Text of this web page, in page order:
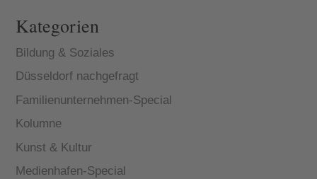
Kategorien
Bildung & Soziales
Düsseldorf nachgefragt
Familienunternehmen-Special
Kolumne
Kunst & Kultur
Medienhafen-Special